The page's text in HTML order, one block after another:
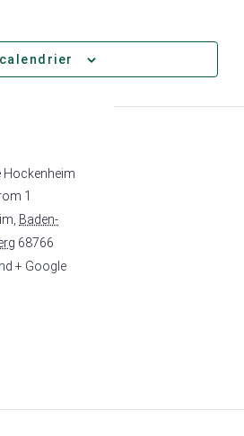
Hockenheim
1
Baden-
68766
+ Google